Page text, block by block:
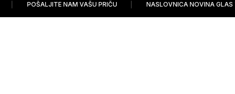
POŠALJITE NAM VAŠU PRIČU NASLOVNICA NOVINA GLAS